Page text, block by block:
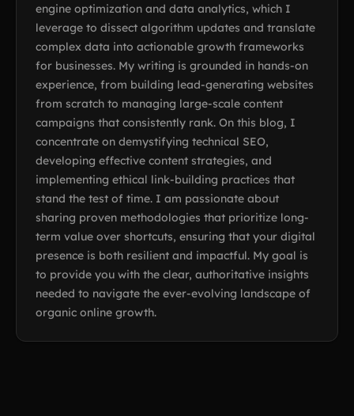
engine optimization and data analytics, which I
leverage to dissect algorithm updates and translate
complex data into actionable growth frameworks
for businesses. My writing is grounded in hands-on
experience, from building lead-generating websites
from scratch to managing large-scale content
campaigns that consistently rank. On this blog, I
concentrate on demystifying technical SEO,
developing effective content strategies, and
implementing ethical link-building practices that
stand the test of time. I am passionate about
sharing proven methodologies that prioritize long-
term value over shortcuts, ensuring that your digital
presence is both resilient and impactful. My goal is
to provide you with the clear, authoritative insights
needed to navigate the ever-evolving landscape of
organic online growth.